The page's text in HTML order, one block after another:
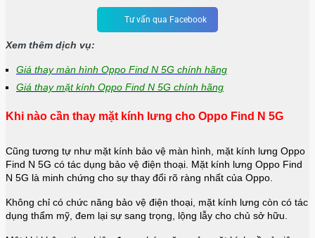
Tư vấn qua Facebook
Xem thêm dịch vụ:
Giá thay màn hình Oppo Find N 5G chính hãng
Giá thay mặt kính Oppo Find N 5G chính hãng
Khi nào cần thay mặt kính lưng cho Oppo Find N 5G
Cũng tương tự như mặt kính bảo vệ màn hình, mặt kính lưng Oppo
Find N 5G có tác dụng bảo vệ điện thoại. Mặt kính lưng Oppo Find
N 5G là minh chứng cho sự thay đổi rõ ràng nhất của Oppo.
Không chỉ có chức năng bảo vệ điện thoại, mặt kính lưng còn có tác
dụng thẩm mỹ, đem lại sự sang trọng, lộng lẫy cho chủ sở hữu.